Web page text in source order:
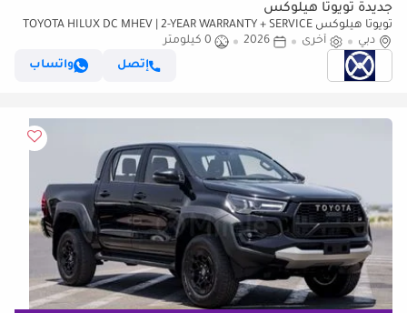
جديدة تويوتا هيلوكس
تويوتا هيلوكس TOYOTA HILUX DC MHEV | 2-YEAR WARRANTY + SERVICE
AVAILABLE | IN-HOUSE FINANCING | 0% DOWNPAYMENT (BA
دبي أخرى 2026
0 كيلومتر
إتصل
واتساب